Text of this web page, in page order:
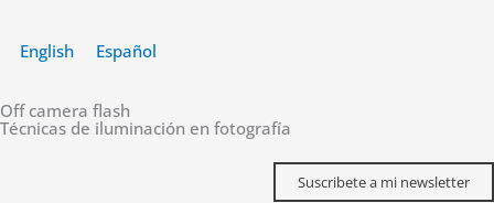
contenido
English Español
Off camera flash
Técnicas de iluminación en fotografía
Suscribete a mi newsletter